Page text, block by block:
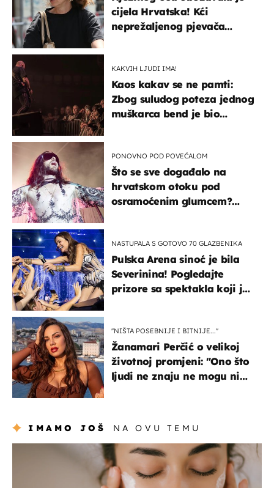
cijela Hrvatska! Kći
neprežaljenog pjevača
KAKVIH LJUDI IMA!
Kaos kakav se ne pamti:
Zbog suludog poteza jednog
muškarca bend je bio
PONOVNO POD POVEĆALOM
Što se sve događalo na
hrvatskom otoku pod
osramoćenim glumcem?
NASTUPALA S GOTOVO 70 GLAZBENIKA
Pulska Arena sinoć je bila
Severinina! Pogledajte
prizore sa spektakla koji je
''NIŠTA POSEBNIJE I BITNIJE...''
Žanamari Perčić o velikoj
životnoj promjeni: "Ono što
ljudi ne znaju ne mogu ni
IMAMO JOŠ NA OVU TEMU
moda & ljepota